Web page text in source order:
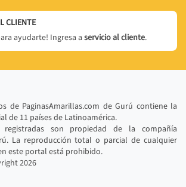
CLIENTE
ayudarte! Ingresa a servicio al cliente.
de PaginasAmarillas.com de Gurú contiene la
de 11 países de Latinoamérica.
son propiedad de la compañía
La reproducción total o parcial de cualquier
este portal está prohibido.
2026